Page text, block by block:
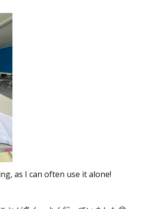
as I can often use it alone!